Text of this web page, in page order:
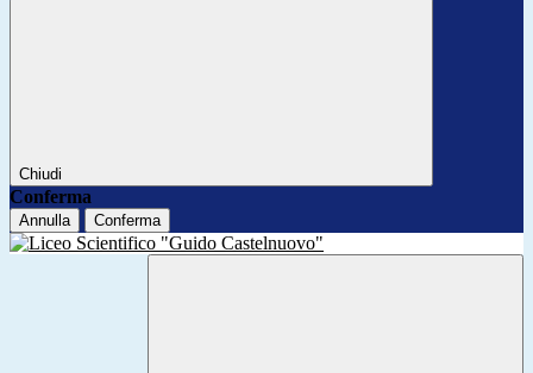
Chiudi
Conferma
Annulla Conferma